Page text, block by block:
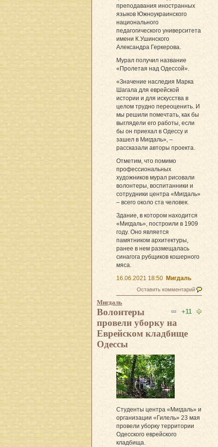
преподавания иностранных
языков Южноукраинского
национального
педагогического университета
имени К.Ушинского
Александра Геркерова.
Мурал получил название
«Пролетая над Одессой».
«Значение наследия Марка
Шагала для еврейской
истории и для искусства в
целом трудно переоценить. И
мы решили помечтать, как бы
выглядели его работы, если
бы он приехал в Одессу и
зашел в Мигдаль», –
рассказали авторы проекта.
Отметим, что помимо
профессиональных
художников мурал рисовали
волонтеры, воспитанники и
сотрудники центра «Мигдаль»
– всего около ста человек.
Здание, в котором находится
«Мигдаль», построили в 1909
году. Оно является
памятником архитектуры,
ранее в нем размещалась
синагога рубщиков кошерного
мяса.
16.06.2021 18:50 Мигдаль
Оставить комментарий
Мигдаль
+11
Волонтеры
провели уборку на
Еврейском кладбище
Одессы
Студенты центра «Мигдаль» и
организации «Гилель» 23 мая
провели уборку территории
Одесского еврейского
кладбища.